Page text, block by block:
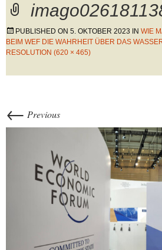
PUBLISHED ON 5. OKTOBER 2023 IN WIE
BEIM WEF DIE WAHRHEIT ÜBER DAS
RESOLUTION (620 × 465)
← Previous